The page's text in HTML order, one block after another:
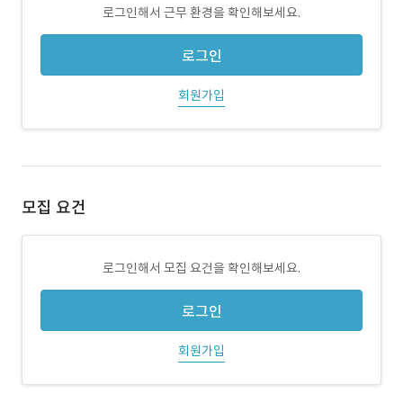
로그인해서 근무 환경을 확인해보세요.
로그인
회원가입
모집 요건
로그인해서 모집 요건을 확인해보세요.
로그인
회원가입